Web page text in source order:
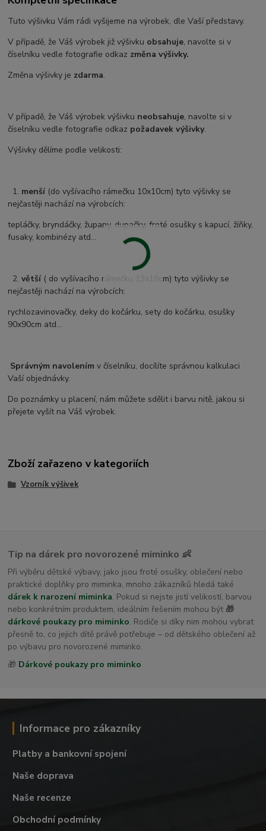
Tuto výšivku Vám rádi vyšijeme na výrobek, dle Vaší představy.
V případě, že Váš výrobek již výšivku obsahuje, navolte si v
číselníku vedle fotografie odkaz změna výšivky.
Změna výšivky je zdarma.
V případě, že Váš výrobek výšivku neobsahuje, navolte si v
číselníku vedle fotografie odkaz požadavek výšivky.
Výšivky dělíme podle velikosti:
1. menší (do vyšívacího rámečku 10x10cm) tyto výšivky se
nejčastěji nachází na výrobcích:
tepláčky, bryndáčky, župany, dupačky, froté osušky s kapucí, žíňky,
fusaky, kombinézy atd...
2.větší ( do vyšívacího rámečku 13x18cm) tyto výšivky se
nejčastěji nachází na výrobcích:
rychlozavinovačky, deky do kočárku, sety do kočárku, osušky
90x90cm atd...
Správným navolením v číselníku, docílíte správnou kalkulaci
Vaší objednávky.
Do poznámky u placení, nám můžete sdělit i barvu nitě, jakou si
přejete vyšít na Váš výrobek.
Zboží zařazeno v kategoriích
Vzorník výšivek
Tip na dárek pro novorozené miminko 👶
Při výběru dětské výbavy, jako jsou froté osušky, oblečení nebo
praktické doplňky pro miminka, mnoho zákazníků hledá také
dárek k narození miminka. Pokud si nejste jistí velikostí, barvou
nebo konkrétním produktem, ideálním řešením mohou být 🎁
dárkové poukazy pro miminko. Rodiče si díky nim mohou vybrat
přesně to, co jejich dítě právě potřebuje – od dětského oblečení až
po výbavu pro novorozené miminko.
🎁 Dárkové poukazy pro miminko
Informace pro zákazníky
Platby a bankovní spojení
Naše doprava
Naše recenze
Obchodní podmínky